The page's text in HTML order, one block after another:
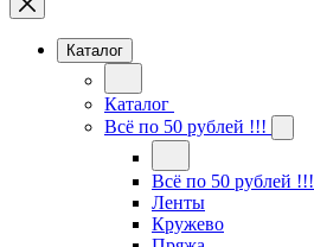
Каталог
Каталог
Всё по 50 рублей !!!
Всё по 50 рублей !!!
Ленты
Кружево